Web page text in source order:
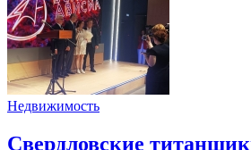
Недвижимость
Свердловские